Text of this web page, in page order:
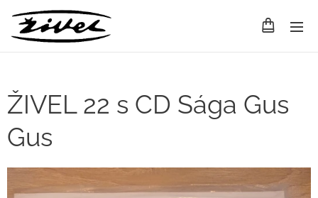
ŽIVEL 22 s CD Sága Gus
Gus